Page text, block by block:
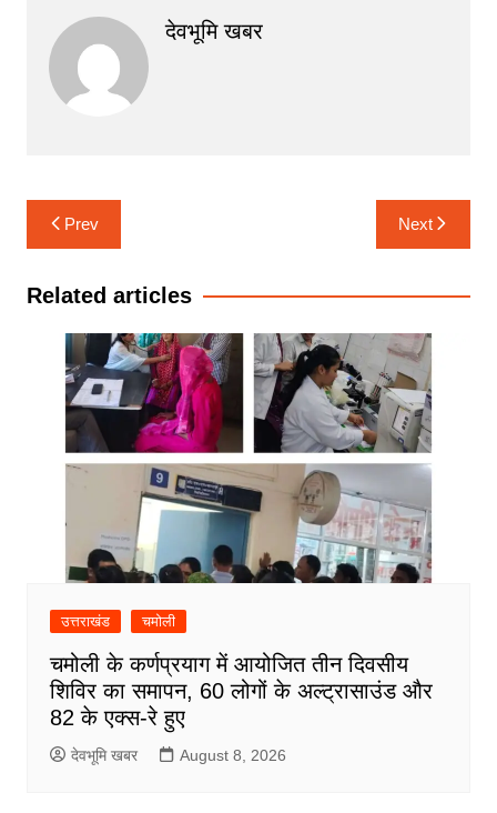
देवभूमि खबर
Post
navigation
Prev Next
Related articles
उत्तराखंड चमोली
चमोली के कर्णप्रयाग में आयोजित तीन दिवसीय
शिविर का समापन, 60 लोगों के अल्ट्रासाउंड और
82 के एक्स-रे हुए
देवभूमि खबर August 8, 2026